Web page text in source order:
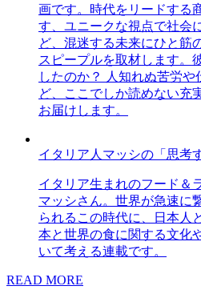
画です。時代をリードする
す、ユニークな視点で社会
ど、混迷する未来にひと筋
スピープルを取材します。
したのか？ 人知れぬ苦労
ど、ここでしか読めない充
お届けします。
イタリア人マッシの「思考
イタリア生まれのフード＆
マッシさん。世界が急速に
られるこの時代に、日本人
本と世界の食に関する文化
いて考える連載です。
READ MORE